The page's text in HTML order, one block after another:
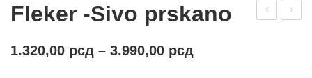
Fleker -Sivo prskano
1.320,00 рсд – 3.990,00 рсд